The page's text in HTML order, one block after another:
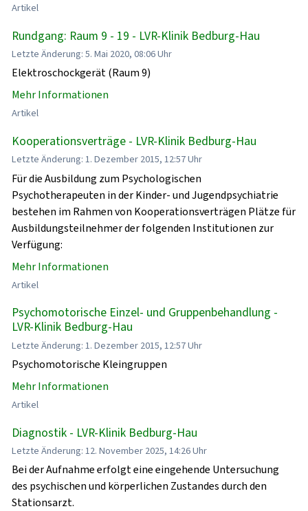
Artikel
Rundgang: Raum 9 - 19 - LVR-Klinik Bedburg-Hau
Letzte Änderung: 5. Mai 2020, 08:06 Uhr
Elektroschockgerät (Raum 9)
Mehr Informationen
Artikel
Kooperationsverträge - LVR-Klinik Bedburg-Hau
Letzte Änderung: 1. Dezember 2015, 12:57 Uhr
Für die Ausbildung zum Psychologischen
Psychotherapeuten in der Kinder- und Jugendpsychiatrie
bestehen im Rahmen von Kooperationsverträgen Plätze für
Ausbildungsteilnehmer der folgenden Institutionen zur
Verfügung:
Mehr Informationen
Artikel
Psychomotorische Einzel- und Gruppenbehandlung -
LVR-Klinik Bedburg-Hau
Letzte Änderung: 1. Dezember 2015, 12:57 Uhr
Psychomotorische Kleingruppen
Mehr Informationen
Artikel
Diagnostik - LVR-Klinik Bedburg-Hau
Letzte Änderung: 12. November 2025, 14:26 Uhr
Bei der Aufnahme erfolgt eine eingehende Untersuchung
des psychischen und körperlichen Zustandes durch den
Stationsarzt.